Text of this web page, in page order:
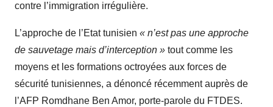
contre l’immigration irrégulière.
L’approche de l’Etat tunisien « n’est pas une approche
de sauvetage mais d’interception »tout comme les
moyens et les formations octroyées aux forces de
sécurité tunisiennes, a dénoncé récemment auprès de
l’AFP Romdhane Ben Amor, porte-parole du FTDES.